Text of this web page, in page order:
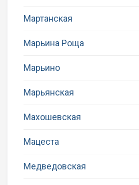
Мартанская
Марьина Роща
Марьино
Марьянская
Махошевская
Мацеста
Медведовская